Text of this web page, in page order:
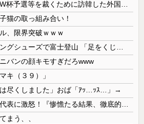
猫の取っ組み合い！
、限界突破ｗｗｗ
バンの顔キモすぎだろwww
キ（３９）」
尽くしました」おば「ｱｯ…ｯｽ…」→
まう、、